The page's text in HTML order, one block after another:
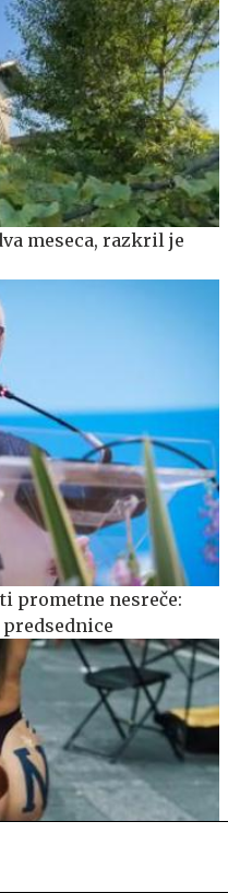
meseca, razkril je
prometne nesreče: